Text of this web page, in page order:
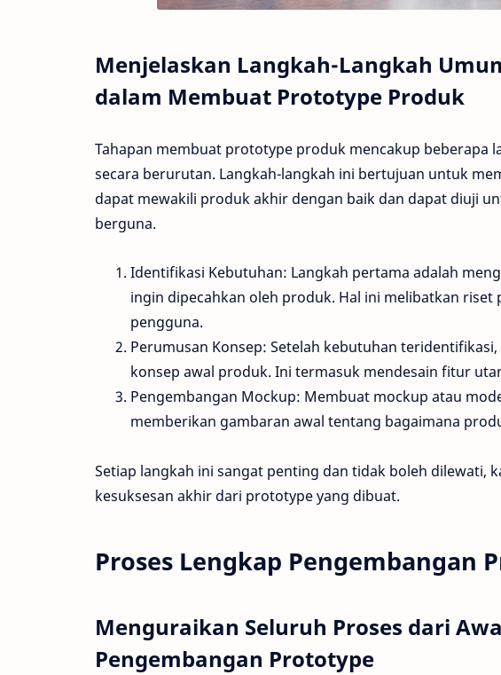
Menjelaskan Langkah-Langkah
dalam Membuat Prototype Produk
Tahapan membuat prototype produk mencakup beberapa
secara berurutan. Langkah-langkah ini bertujuan untuk
dapat mewakili produk akhir dengan baik dan dapat diuji
berguna.
Identifikasi Kebutuhan: Langkah pertama adalah
ingin dipecahkan oleh produk. Hal ini melibatkan riset
pengguna.
Perumusan Konsep: Setelah kebutuhan
konsep awal produk. Ini termasuk mendesain fitur
Pengembangan Mockup: Membuat mockup atau
memberikan gambaran awal tentang bagaimana
Setiap langkah ini sangat penting dan tidak boleh dilewati,
kesuksesan akhir dari prototype yang dibuat.
Proses Lengkap Pengembangan
Menguraikan Seluruh Proses dari
Pengembangan Prototype